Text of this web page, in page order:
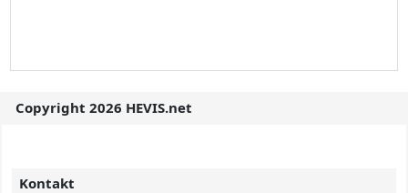
Copyright 2026 HEVIS.net
Kontakt